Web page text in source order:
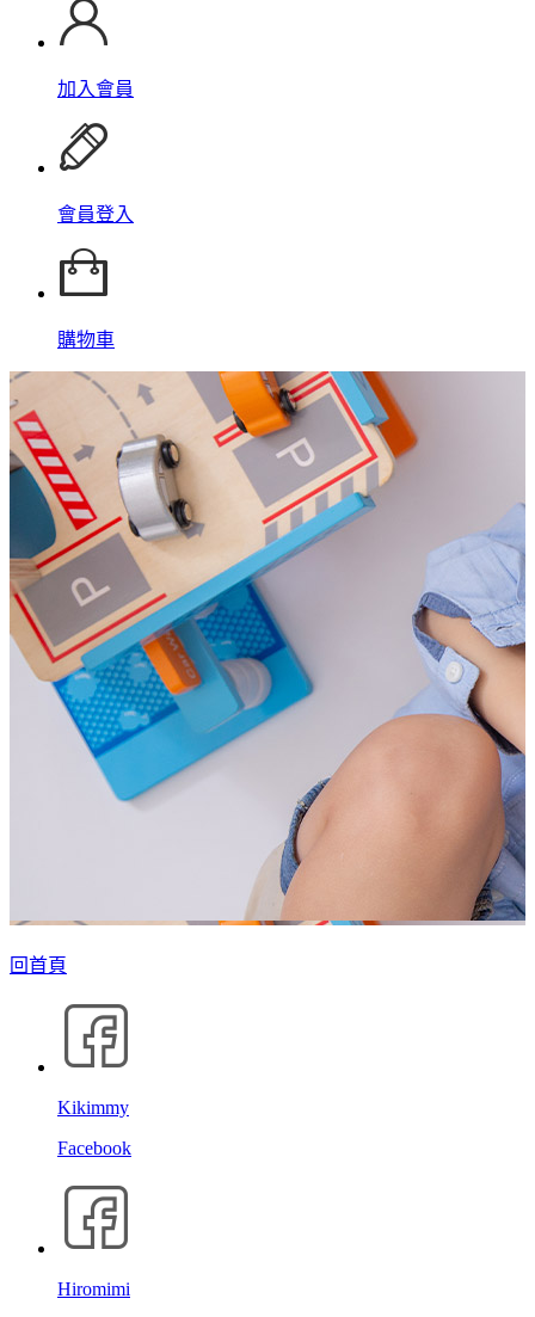
加入會員
會員登入
購物車
回首頁
Kikimmy
Facebook
Hiromimi